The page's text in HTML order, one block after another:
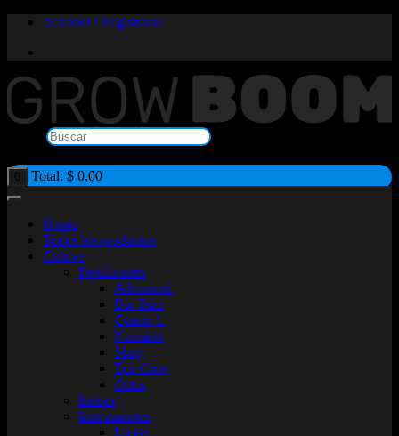
Saltar
contenido
Acceder / Registrarse
0 Total: $ 0,00
Home
Todos los productos
Cultivo
Fertilizantes
Advanced
Bio Bizz
Cuatro L
Namaste
Skog
Top Crop
Otros
Indoor
Instrumentos
Lupas